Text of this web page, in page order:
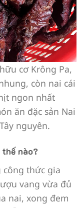
cơ Krông Pa,
còn nai cái
ngon nhất
ăn đặc sản Nai
nguyên.
nào?
công thức gia
vang vừa đủ
nai, xong đem